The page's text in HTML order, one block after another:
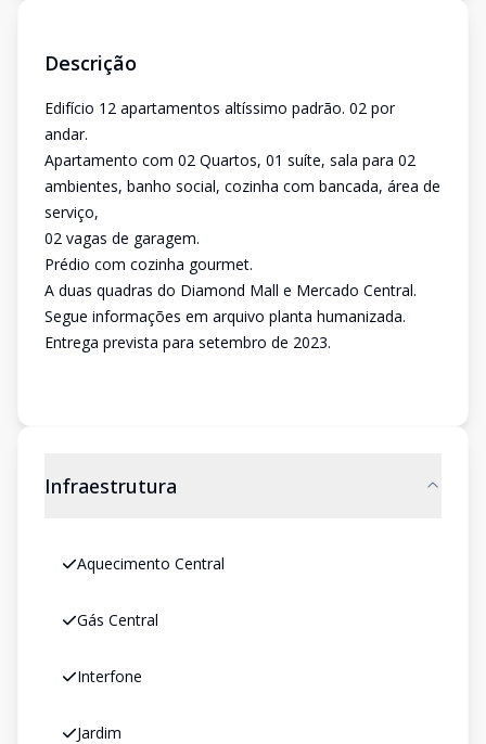
Descrição
Edifício 12 apartamentos altíssimo padrão. 02 por
andar.
Apartamento com 02 Quartos, 01 suíte, sala para 02
ambientes, banho social, cozinha com bancada, área de
serviço,
02 vagas de garagem.
Prédio com cozinha gourmet.
A duas quadras do Diamond Mall e Mercado Central.
Segue informações em arquivo planta humanizada.
Entrega prevista para setembro de 2023.
Infraestrutura
Aquecimento Central
Gás Central
Interfone
Jardim